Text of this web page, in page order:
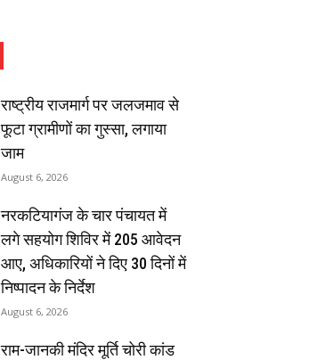
राष्ट्रीय राजमार्ग पर जलजमाव से
फूटा ग्रामीणों का गुस्सा, लगाया
जाम
August 6, 2026
नरकटियागंज के चार पंचायत में
लगे सहयोग शिविर में 205 आवेदन
आए, अधिकारियों ने दिए 30 दिनों में
निष्पादन के निर्देश
August 6, 2026
राम-जानकी मंदिर मूर्ति चोरी कांड